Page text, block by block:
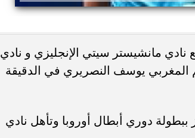
نادي مانشيستر سيتي الإنجليزي و نادي
المغربي يوسف النصريري في الدقيقة
دوري أبطال أوروبا وتأهل نادي